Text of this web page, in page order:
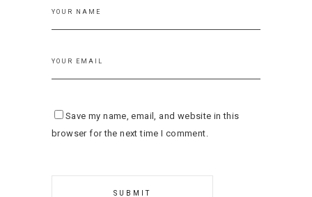
Save my name, email, and website in this
browser for the next time I comment.